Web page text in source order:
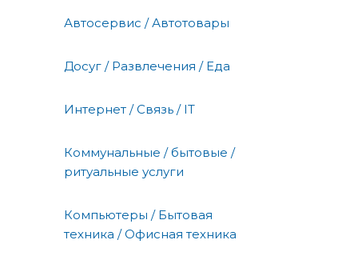
Автосервис / Автотовары
Досуг / Развлечения / Еда
Интернет / Связь / IT
Коммунальные / бытовые /
ритуальные услуги
Компьютеры / Бытовая
техника / Офисная техника